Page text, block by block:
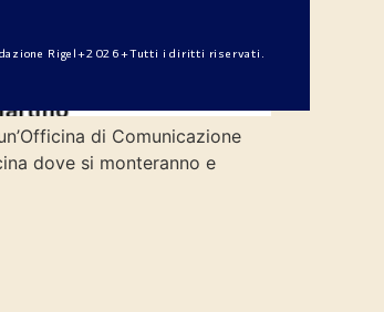
di Comunicazione
dove si monteranno e
Rigel+2026+Tutti i diritti riservati.